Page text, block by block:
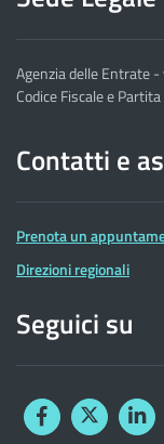
Agenzia delle Entrate
Codice Fiscale e
Contatti e
Prenota un
Direzioni regionali
Seguici su
FacebookTwitter